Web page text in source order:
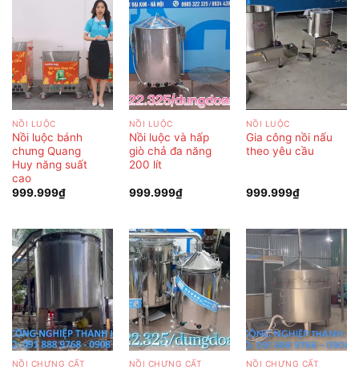
NỒI LUỘC
Nồi luộc bánh
chưng Quang
Huy năng suất
cao
999.999₫
NỒI LUỘC
Nồi luộc và hấp
giò chả đa năng
200 lít
999.999₫
NỒI LUỘC
Gia công nồi nấu
theo yêu cầu
999.999₫
NỒI CHƯNG CẤT NỒI CHƯNG CẤT NỒI CHƯNG CẤT